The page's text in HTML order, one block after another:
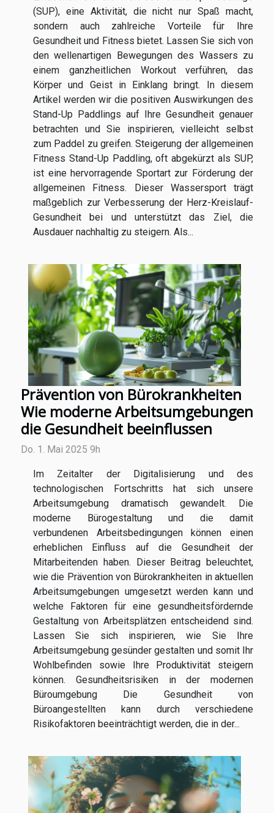
(SUP), eine Aktivität, die nicht nur Spaß macht,
sondern auch zahlreiche Vorteile für Ihre
Gesundheit und Fitness bietet. Lassen Sie sich von
den wellenartigen Bewegungen des Wassers zu
einem ganzheitlichen Workout verführen, das
Körper und Geist in Einklang bringt. In diesem
Artikel werden wir die positiven Auswirkungen des
Stand-Up Paddlings auf Ihre Gesundheit genauer
betrachten und Sie inspirieren, vielleicht selbst
zum Paddel zu greifen. Steigerung der allgemeinen
Fitness Stand-Up Paddling, oft abgekürzt als SUP,
ist eine hervorragende Sportart zur Förderung der
allgemeinen Fitness. Dieser Wassersport trägt
maßgeblich zur Verbesserung der Herz-Kreislauf-
Gesundheit bei und unterstützt das Ziel, die
Ausdauer nachhaltig zu steigern. Als...
Prävention von Bürokrankheiten
Wie moderne Arbeitsumgebungen
die Gesundheit beeinflussen
Do. 1. Mai 2025 9h
Im Zeitalter der Digitalisierung und des
technologischen Fortschritts hat sich unsere
Arbeitsumgebung dramatisch gewandelt. Die
moderne Bürogestaltung und die damit
verbundenen Arbeitsbedingungen können einen
erheblichen Einfluss auf die Gesundheit der
Mitarbeitenden haben. Dieser Beitrag beleuchtet,
wie die Prävention von Bürokrankheiten in aktuellen
Arbeitsumgebungen umgesetzt werden kann und
welche Faktoren für eine gesundheitsfördernde
Gestaltung von Arbeitsplätzen entscheidend sind.
Lassen Sie sich inspirieren, wie Sie Ihre
Arbeitsumgebung gesünder gestalten und somit Ihr
Wohlbefinden sowie Ihre Produktivität steigern
können. Gesundheitsrisiken in der modernen
Büroumgebung Die Gesundheit von
Büroangestellten kann durch verschiedene
Risikofaktoren beeinträchtigt werden, die in der...